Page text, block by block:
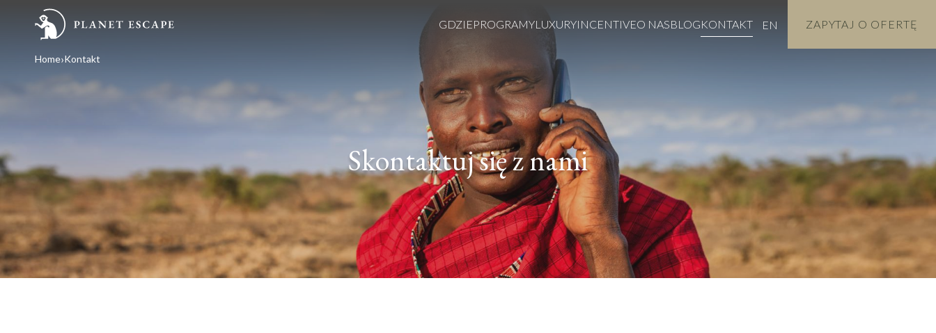
GDZIEPROGRAMYLUXURYINCENTIVEO NASBLOGKONTAKT EN ZAPYTAJ O OFERTĘ
Home Kontakt
Skontaktuj się z nami